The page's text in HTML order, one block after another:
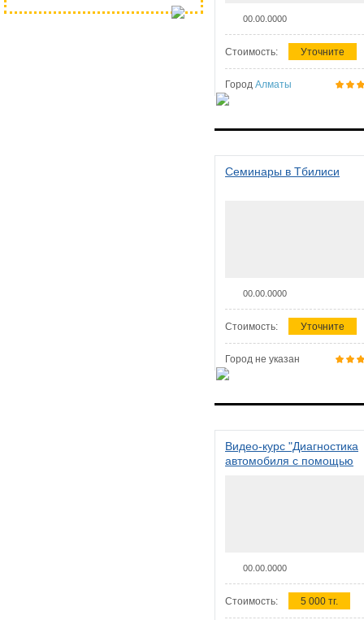
00.00.0000
Стоимость: Уточните
Город Алматы
Семинары в Тбилиси
00.00.0000
Стоимость: Уточните
Город не указан
Видео-курс "Диагностика
автомобиля с помощью
00.00.0000
Стоимость: 5 000 тг.